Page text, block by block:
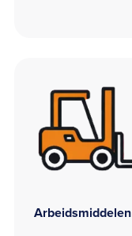
Arbeidsmiddelen